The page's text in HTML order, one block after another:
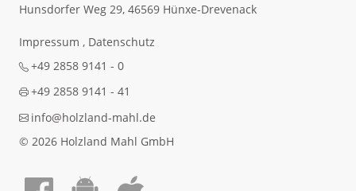
Hunsdorfer Weg 29, 46569 Hünxe-Drevenack
Impressum , Datenschutz
+49 2858 9141 - 0
+49 2858 9141 - 41
info@holzland-mahl.de
© 2026 Holzland Mahl GmbH
Auf Facebook teilen
Android App laden